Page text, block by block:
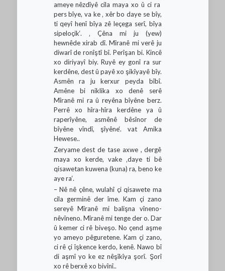
ameye nêzdîyê cila maya xo û ci ra
pers bîye, va ke ‚ xêr bo daye se bîy,
ti qeyî henî bîya zê leçega serî, bîya
sipeloçik‘. ‚ Çêna mi ju (yew)
hewnêde xirab dî. Mîranê mi verê ju
diwarî de ronîştî bî. Perîşan bi. Kincê
xo diriyayî biy. Ruyê ey gonî ra sur
kerdêne, dest û payê xo şikîyayê bîy.
Asmên ra ju kerxur peyda bîbî.
Amêne bi niklika xo denê serê
Mîranê mi ra û reyêna bîyêne berz.
Perrê xo hîra-hîra kerdêne ya û
raperîyêne, asmênê bêsînor de
bîyêne vîndî, şîyêne‘. vat Amika
Hewese..
Zeryame dest de tase axwe , dergê
maya xo kerde, vake ‚daye ti bê
qisawetan kuwena (kuna) ra, beno ke
aye ra‘.
– Nê nê çêne, wulahî çi qisawete ma
cila germinê der îme. Kam çi zano
sereyê Mîranê mi balişna vîneno-
nêvîneno. Mîranê mi tenge der o. Dar
û kemer ci rê biveşo. No çend aşme
yo ameyo pêguretene. Kam çi zano,
ci rê çi îşkence kerdo, kenê. Nawo bî
di aşmî yo ke ez nêşîkîya şorî. Şorî
xo rê berxê xo bivînî..